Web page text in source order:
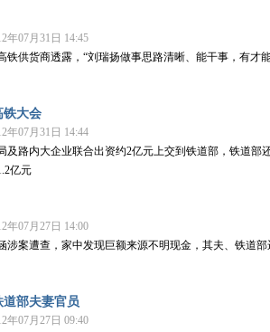
年07月31日 14:45
铁供货商透露，“刘瑞扬做事思路清晰、能干事，有才
铁大会
年07月31日 14:44
及路内大企业联合出资约2亿元上交到铁道部，铁道部
亿元
年07月27日 14:00
涉案遭查，家中发现巨额来源不明现金，其夫、铁道
部夫妻官员
年07月27日 09:40